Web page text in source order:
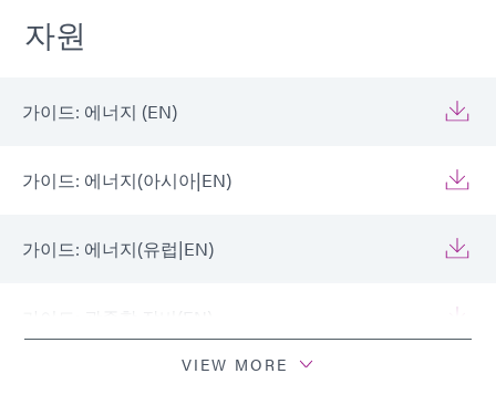
자원
가이드: 에너지 (EN)
가이드: 에너지(아시아|EN)
가이드: 에너지(유럽|EN)
VIEW MORE